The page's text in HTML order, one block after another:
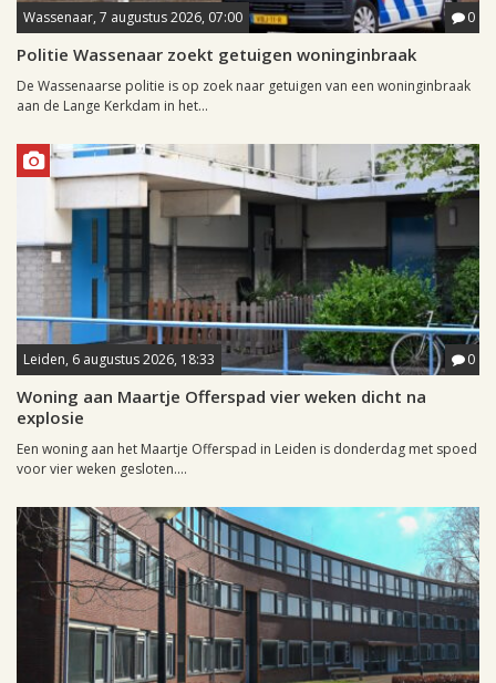
Wassenaar, 7 augustus 2026, 07:00 0
Politie Wassenaar zoekt getuigen woninginbraak
De Wassenaarse politie is op zoek naar getuigen van een woninginbraak
aan de Lange Kerkdam in het...
Leiden, 6 augustus 2026, 18:33 0
Woning aan Maartje Offerspad vier weken dicht na
explosie
Een woning aan het Maartje Offerspad in Leiden is donderdag met spoed
voor vier weken gesloten....